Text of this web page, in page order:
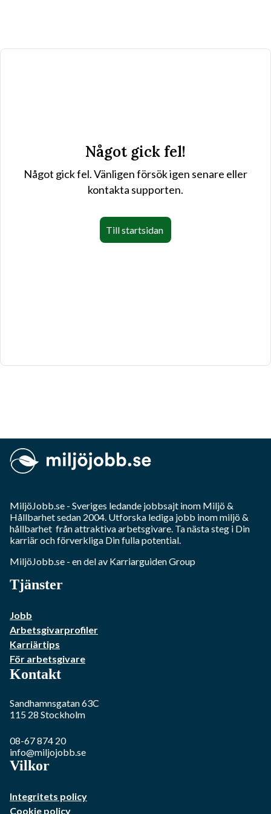
Något gick fel!
Något gick fel. Vänligen försök igen senare eller
kontakta supporten.
Till startsidan
MiljöJobb.se - Sveriges ledande jobbsajt inom Miljö &
Hållbarhetsedan 2004. Utforska lediga jobb inommiljö &
hållbarhet från attraktiva arbetsgivare. Ta nästa steg i Din
karriär och förverkliga Din fulla potential.
MiljöJobb.se - en del av Karriarguiden Group
Tjänster
Jobb
Arbetsgivarprofiler
Karriärtips
För arbetsgivare
Kontakt
Sandhamnsgatan 63C
115 28 Stockholm
08-67 874 20
info@miljojobb.se
Vilkor
Integritets policy
Cookie policy